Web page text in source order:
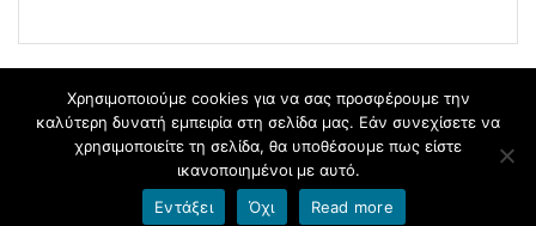
blogs.sch.gr
Χρησιμοποιούμε cookies για να σας προσφέρουμε την
καλύτερη δυνατή εμπειρία στη σελίδα μας. Εάν συνεχίσετε να
χρησιμοποιείτε τη σελίδα, θα υποθέσουμε πως είστε
ικανοποιημένοι με αυτό.
Εντάξει
Όχι Read more